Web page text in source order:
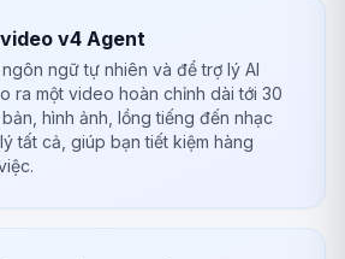
v4 Agent
ngữ tự nhiên và để trợ lý AI
ra một video hoàn chỉnh dài tới 30
hình ảnh, lồng tiếng đến nhạc
tất cả, giúp bạn tiết kiệm hàng